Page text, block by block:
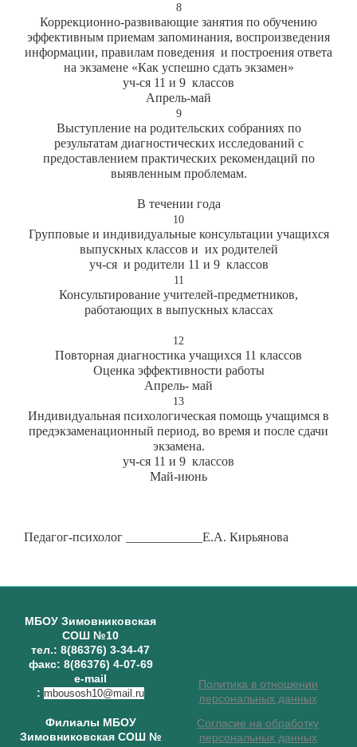
8
Коррекционно-развивающие занятия по обучению
эффективным приемам запоминания, воспроизведения
информации, правилам поведения и построения ответа
на экзамене «Как успешно сдать экзамен»
уч-ся 11 и 9 классов
Апрель-май
9
Выступление на родительских собраниях по
результатам диагностических исследований с
предоставлением практических рекомендаций по
выявленным проблемам.
В течении года
10
Групповые и индивидуальные консультации учащихся
выпускных классов и их родителей
уч-ся и родители 11 и 9 классов
11
Консультирование учителей-предметников,
работающих в выпускных классах
12
Повторная диагностика учащихся 11 классов
Оценка эффективности работы
Апрель- май
13
Индивидуальная психологическая помощь учащимся в
предэкзаменационный период, во время и после сдачи
экзамена.
уч-ся 11 и 9 классов
Май-июнь
Педагог-психолог ____________Е.А. Кирьянова
МБОУ Зимовниковская
СОШ №10
тел.: 8(86376) 3-34-47
факс: 8(86376) 4-07-69
e-mail
: mbousosh10@mail.ru
Филиалы МБОУ
Зимовниковская СОШ №
Политика в отношении
персональных данных
Согласие на обработку
персональных данных